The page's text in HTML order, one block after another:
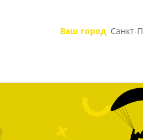
Ваш город Санкт-